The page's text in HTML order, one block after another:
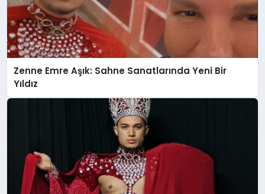
Zenne Emre Aşık: Sahne Sanatlarında Yeni Bir
Yıldız